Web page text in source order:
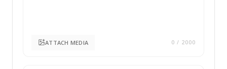
ATTACH MEDIA 0 / 2000